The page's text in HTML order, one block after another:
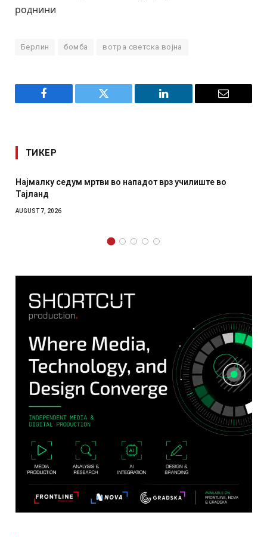
роднини
Берлин бомба вотра светска војна
Facebook Twitter LinkedIn Email
ТИКЕР
Најмалку седум мртви во нападот врз училиште во
Тајланд
AUGUST 7, 2026